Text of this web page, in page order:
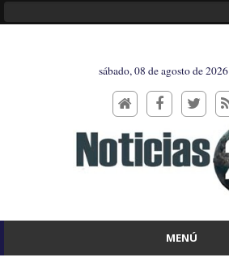
sábado, 08 de agosto de 2026
MENÚ